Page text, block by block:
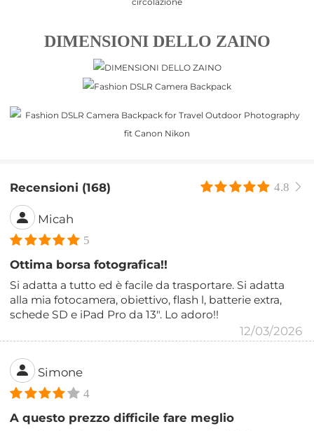
DIMENSIONI DELLO ZAINO
Recensioni (168) 4.8
Micah
5
Ottima borsa fotografica!!
Si adatta a tutto ed è facile da trasportare. Si adatta
alla mia fotocamera, obiettivo, flash l, batterie extra,
schede SD e iPad Pro da 13". Lo adoro!!
12/03/2026
Simone
4
A questo prezzo difficile fare meglio